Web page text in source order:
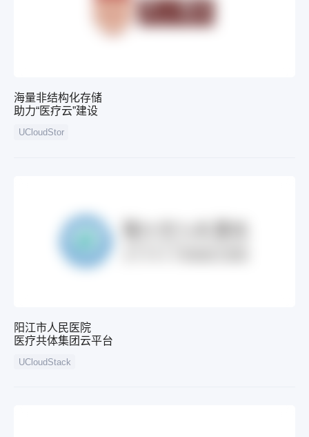
海量非结构化存储
助力“医疗云”建设
UCloudStor
阳江市人民医院
医疗共体集团云平台
UCloudStack